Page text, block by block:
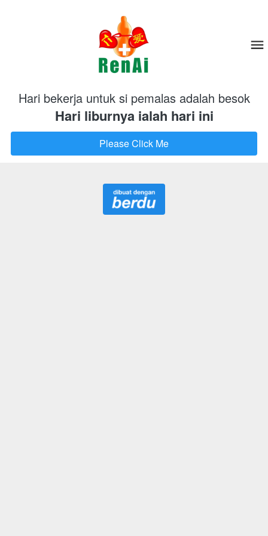
Hari bekerja untuk si pemalas adalah besok
Hari liburnya ialah hari ini
`Please Click Me